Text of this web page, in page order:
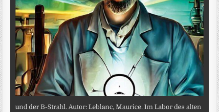
und der B-Strahl. Autor: Leblanc, Maurice. Im Labor des alten